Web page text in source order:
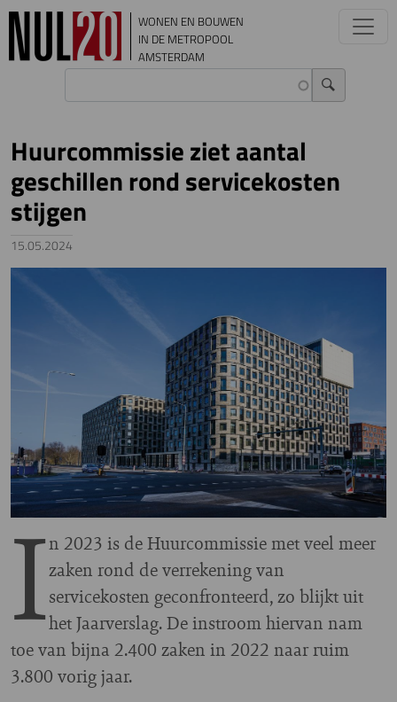
Overslaan en naar de inhoud gaan
WONEN EN BOUWEN
IN DE METROPOOL
AMSTERDAM
Huurcommissie ziet aantal
geschillen rond servicekosten
stijgen
15.05.2024
In 2023 is de Huurcommissie met veel meer
zaken rond de verrekening van
servicekosten geconfronteerd, zo blijkt uit
het Jaarverslag. De instroom hiervan nam
toe van bijna 2.400 zaken in 2022 naar ruim
3.800 vorig jaar.